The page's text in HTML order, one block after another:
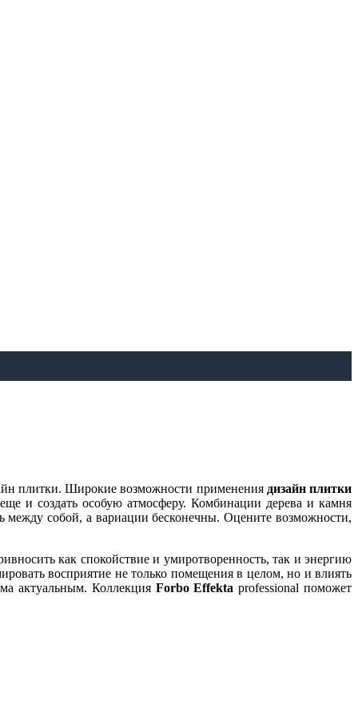
плитки. Широкие возможности применения дизайн плитки
и создать особую атмосферу. Комбинации дерева и камня
между собой, а вариации бесконечны. Оцените возможности,
как спокойствие и умиротворенность, так и энергию
восприятие не только помещения в целом, но и влиять
актуальным. Коллекция Forbo Effekta professional поможет